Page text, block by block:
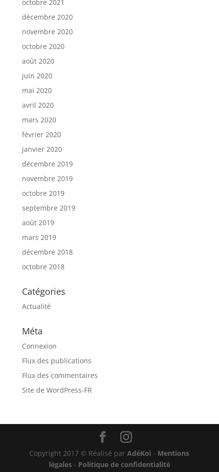
octobre 2021
décembre 2020
novembre 2020
octobre 2020
août 2020
juin 2020
mai 2020
avril 2020
mars 2020
février 2020
janvier 2020
décembre 2019
novembre 2019
octobre 2019
septembre 2019
août 2019
mars 2019
décembre 2018
octobre 2018
Catégories
Actualité
Méta
Connexion
Flux des publications
Flux des commentaires
Site de WordPress-FR
Copyright 2017 © Réalisé parAdéKoi - Mentions
légales- Politique de confidentialité